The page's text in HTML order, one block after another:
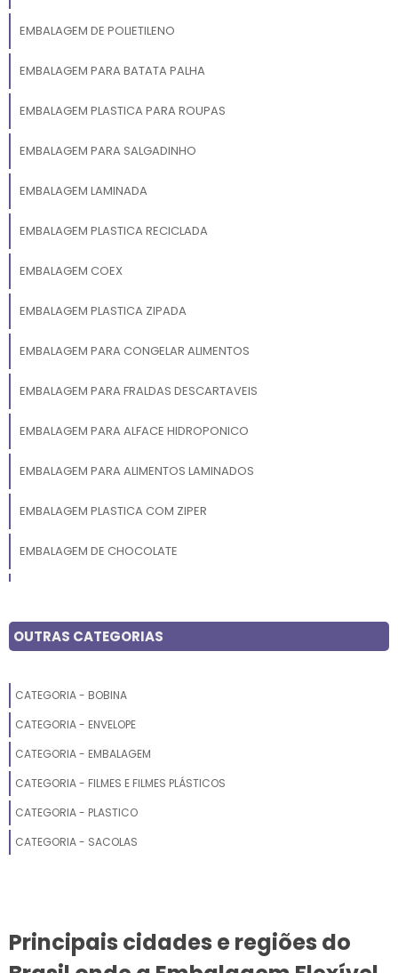
EMBALAGEM DE POLIETILENO
EMBALAGEM PARA BATATA PALHA
EMBALAGEM PLASTICA PARA ROUPAS
EMBALAGEM PARA SALGADINHO
EMBALAGEM LAMINADA
EMBALAGEM PLASTICA RECICLADA
EMBALAGEM COEX
EMBALAGEM PLASTICA ZIPADA
EMBALAGEM PARA CONGELAR ALIMENTOS
EMBALAGEM PARA FRALDAS DESCARTAVEIS
EMBALAGEM PARA ALFACE HIDROPONICO
EMBALAGEM PARA ALIMENTOS LAMINADOS
EMBALAGEM PLASTICA COM ZIPER
EMBALAGEM DE CHOCOLATE
EMBALAGEM PARA ALIMENTOS MONOCAMADA PP
EMBALAGEM DE PLASTICO PARA ALIMENTOS
EMBALAGEM PARA MALA
EMBALAGEM PARA FORRACAO
OUTRAS CATEGORIAS
CATEGORIA - BOBINA
CATEGORIA - ENVELOPE
CATEGORIA - EMBALAGEM
CATEGORIA - FILMES E FILMES PLÁSTICOS
CATEGORIA - PLASTICO
CATEGORIA - SACOLAS
Principais cidades e regiões do